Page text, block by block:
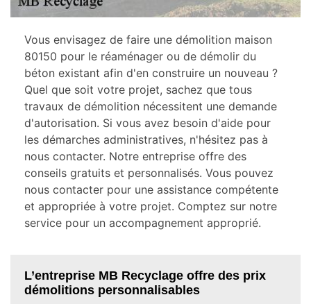
Vous envisagez de faire une démolition maison
80150 pour le réaménager ou de démolir du
béton existant afin d'en construire un nouveau ?
Quel que soit votre projet, sachez que tous
travaux de démolition nécessitent une demande
d'autorisation. Si vous avez besoin d'aide pour
les démarches administratives, n'hésitez pas à
nous contacter. Notre entreprise offre des
conseils gratuits et personnalisés. Vous pouvez
nous contacter pour une assistance compétente
et appropriée à votre projet. Comptez sur notre
service pour un accompagnement approprié.
L’entreprise MB Recyclage offre des prix
démolitions personnalisables